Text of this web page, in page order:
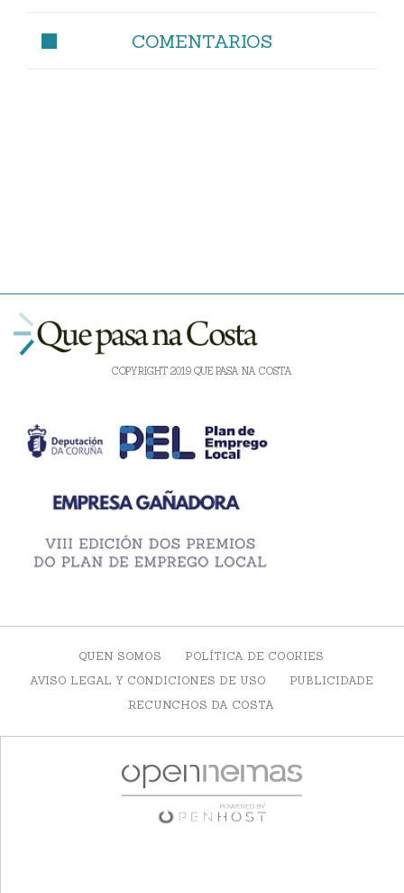
COMENTARIOS
COPYRIGHT 2019 QUE PASA NA COSTA
QUEN SOMOS
POLÍTICA DE COOKIES
AVISO LEGAL Y CONDICIONES DE USO
PUBLICIDADE
RECUNCHOS DA COSTA